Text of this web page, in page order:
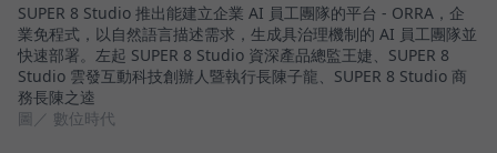
SUPER 8 Studio 推出能建立企業 AI 員工團隊的平台 - ORRA，企
業免程式，以自然語言描述需求，生成具治理機制的 AI 員工團隊並
快速部署。左起 SUPER 8 Studio 資深產品總監王婕、SUPER 8
Studio 雲發互動科技創辦人暨執行長陳子龍、SUPER 8 Studio 商
務長陳之逵
圖／ 數位時代